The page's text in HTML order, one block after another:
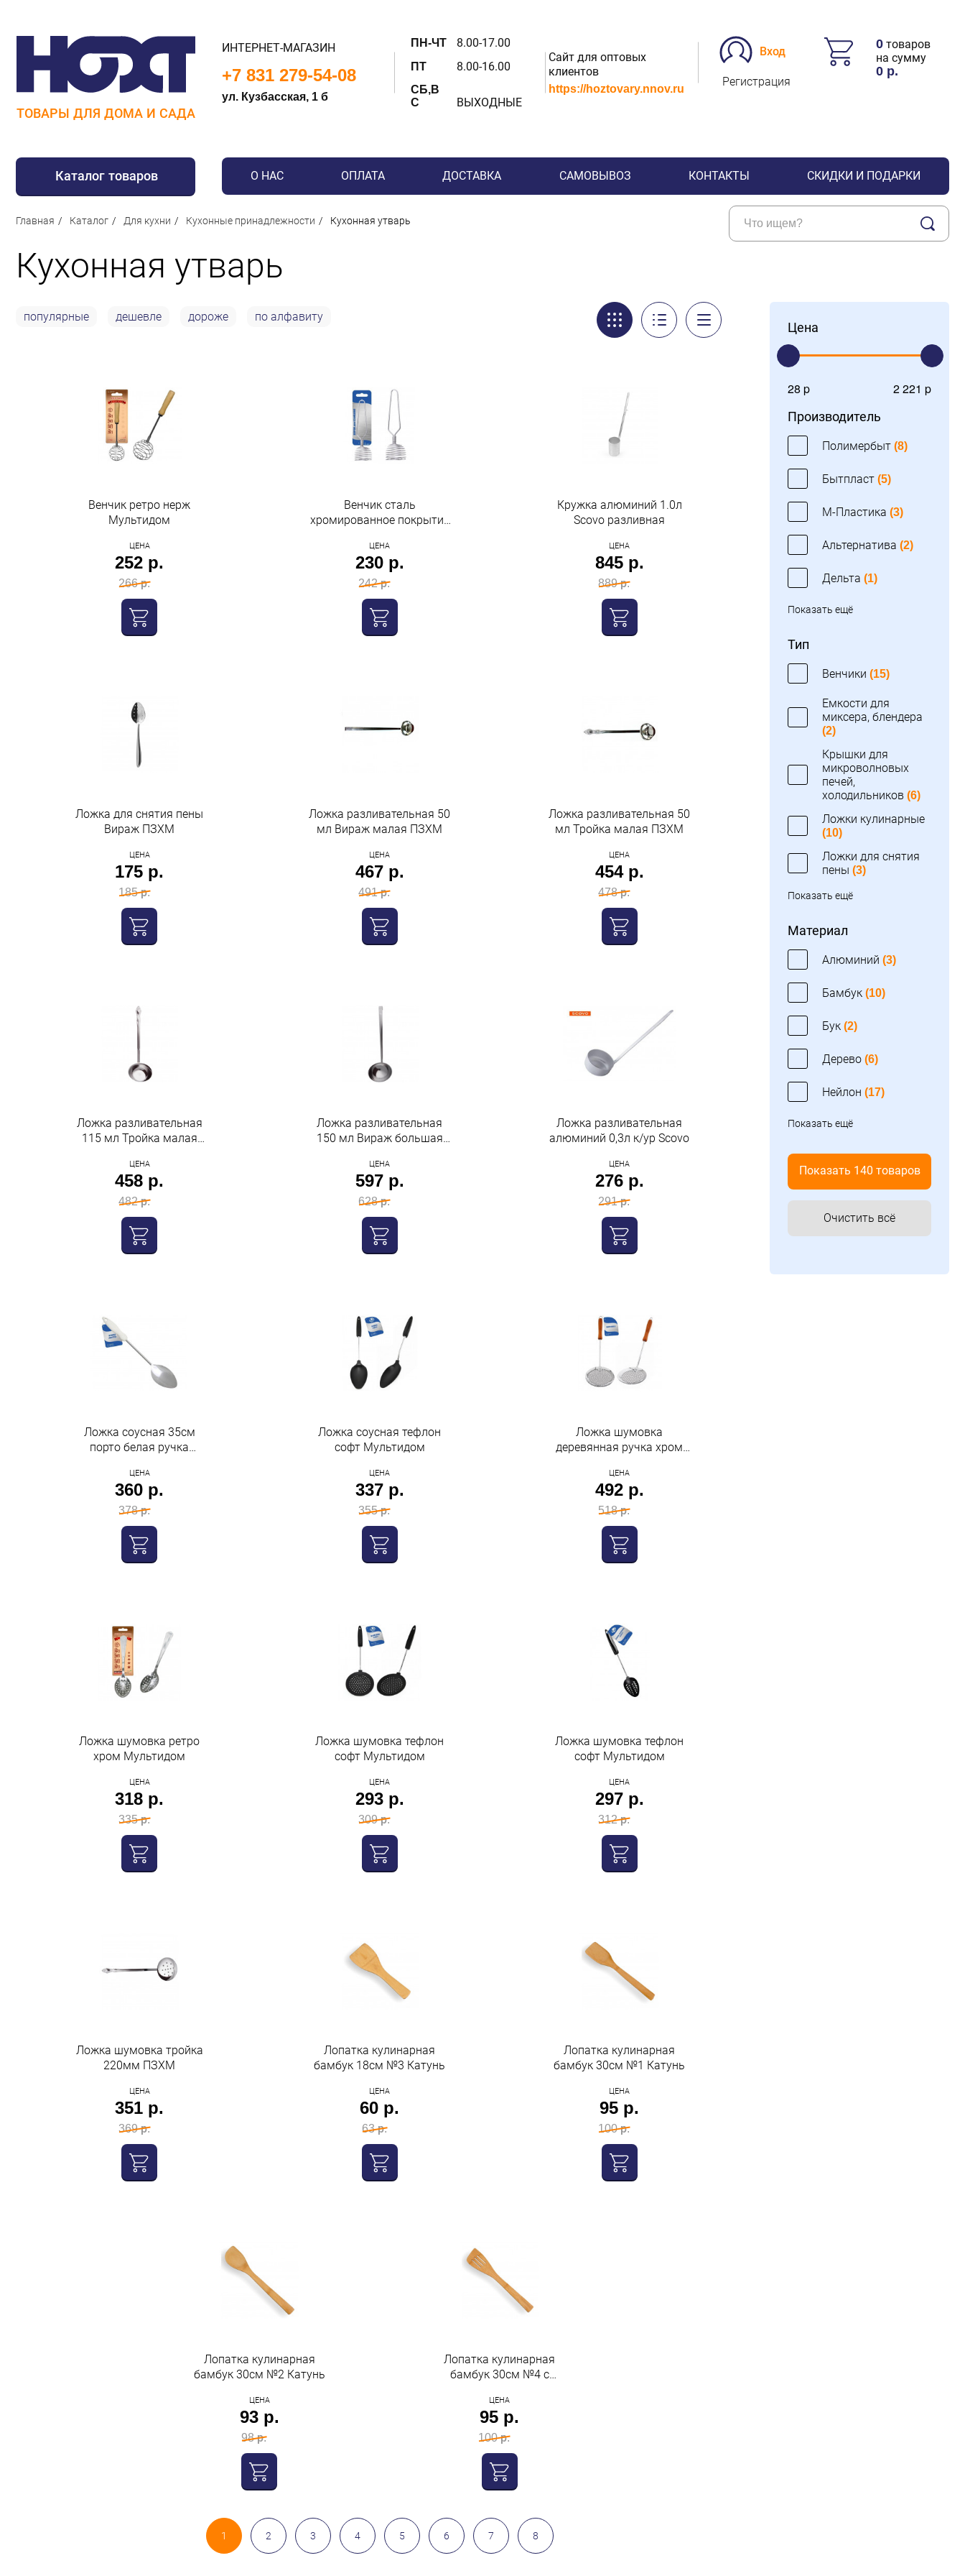
ТОВАРЫ ДЛЯ ДОМА И САДА
ИНТЕРНЕТ-МАГАЗИН
+7 831 279-54-08
ул. Кузбасская, 1 б
ПН-ЧТ 8.00-17.00
ПТ 8.00-16.00
СБ,В
С
ВЫХОДНЫЕ
Сайт для оптовых
клиентов
https://hoztovary.nnov.ru
Вход
Регистрация
0 товаров
на сумму
0 р.
Каталог товаров
Для дома
Сантехника
Для дачи и отдыха
Для детей
Обувь для дома и дачи
О НАС ОПЛАТА ДОСТАВКА САМОВЫВОЗ КОНТАКТЫ СКИДКИ И ПОДАРКИ
Главная Каталог Для кухни Кухонные принадлежности Кухонная утварь
Кухонная утварь
Цена
28 p 2 221 p
Производитель
Полимербыт (8)
Бытпласт (5)
М-Пластика (3)
Альтернатива (2)
Дельта (1)
Показать ещё
Тип
Венчики (15)
Емкости для
миксера, блендера
(2)
Крышки для
микроволновых
печей,
холодильников (6)
Ложки кулинарные
(10)
Ложки для снятия
пены (3)
Показать ещё
Материал
Алюминий (3)
Бамбук (10)
Бук (2)
Дерево (6)
Нейлон (17)
Показать ещё
Показать 140 товаров
Очистить всё
популярные дешевле дороже по алфавиту
Венчик ретро нерж
Мультидом
ЦЕНА
252 р.
266 р.
Венчик сталь
хромированное покрытие
ЦЕНА
230 р.
242 р.
Кружка алюминий 1.0л
Scovo разливная
ЦЕНА
845 р.
889 р.
Ложка для снятия пены
Вираж ПЗХМ
ЦЕНА
175 р.
185 р.
Ложка разливательная 50
мл Вираж малая ПЗХМ
ЦЕНА
467 р.
491 р.
Ложка разливательная 50
мл Тройка малая ПЗХМ
ЦЕНА
454 р.
478 р.
Ложка разливательная
115 мл Тройка малая
ЦЕНА
458 р.
482 р.
Ложка разливательная
150 мл Вираж большая
ЦЕНА
597 р.
628 р.
Ложка разливательная
алюминий 0,3л к/ур Scovo
ЦЕНА
276 р.
291 р.
Ложка соусная 35см
порто белая ручка
ЦЕНА
360 р.
378 р.
Ложка соусная тефлон
софт Мультидом
ЦЕНА
337 р.
355 р.
Ложка шумовка
деревянная ручка хром
ЦЕНА
492 р.
518 р.
Ложка шумовка ретро
хром Мультидом
ЦЕНА
318 р.
335 р.
Ложка шумовка тефлон
софт Мультидом
ЦЕНА
293 р.
309 р.
Ложка шумовка тефлон
софт Мультидом
ЦЕНА
297 р.
312 р.
Ложка шумовка тройка
220мм ПЗХМ
ЦЕНА
351 р.
369 р.
Лопатка кулинарная
бамбук 18см №3 Катунь
ЦЕНА
60 р.
63 р.
Лопатка кулинарная
бамбук 30см №1 Катунь
ЦЕНА
95 р.
100 р.
Лопатка кулинарная
бамбук 30см №2 Катунь
ЦЕНА
93 р.
98 р.
Лопатка кулинарная
бамбук 30см №4 с
ЦЕНА
95 р.
100 р.
1 2 3 4 5 6 7 8